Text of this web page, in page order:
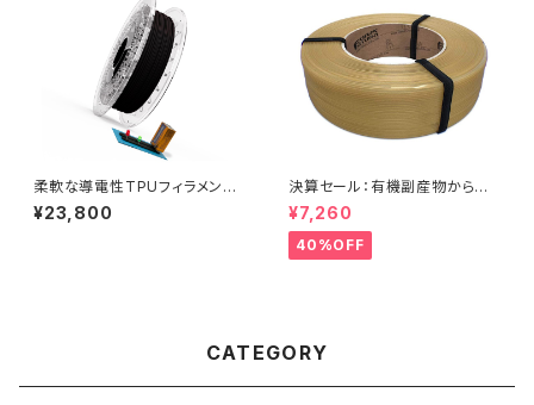
柔軟な導電性TPUフィラメント
『Conductive Filaflex』
¥23,800
決算セール：有機副産物からリ
サイクルされた『ReForm Orga
nic rPLA』
¥7,260
40%OFF
CATEGORY